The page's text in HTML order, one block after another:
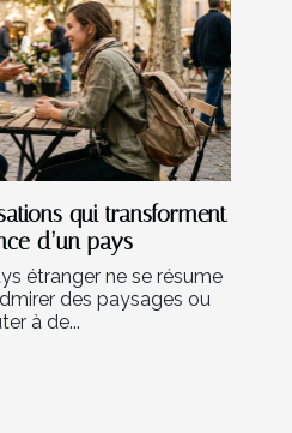
qui transforment
d’un pays
étranger ne se résume
des paysages ou
à de...